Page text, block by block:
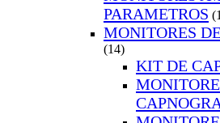
PARAMETROS
MONITORES
(14)
KIT DE